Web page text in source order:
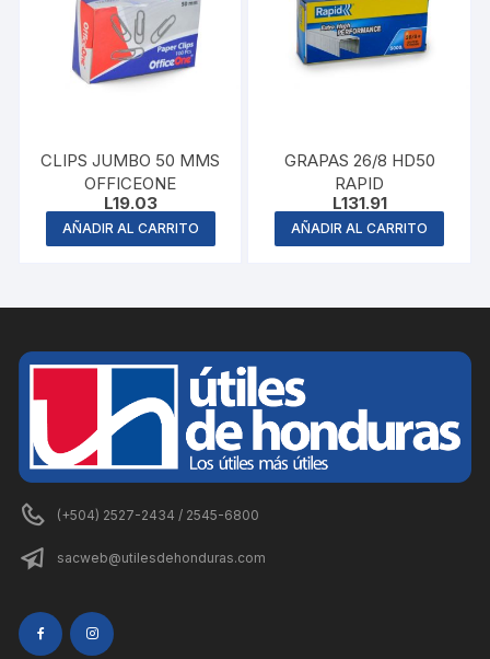
CLIPS JUMBO 50 MMS
OFFICEONE
L19.03
AÑADIR AL CARRITO
GRAPAS 26/8 HD50
RAPID
L131.91
AÑADIR AL CARRITO
(+504) 2527-2434 / 2545-6800
sacweb@utilesdehonduras.com